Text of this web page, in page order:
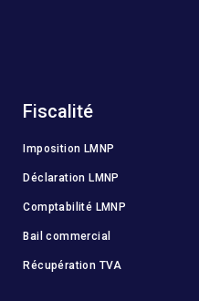
Fiscalité
Imposition LMNP
Déclaration LMNP
Comptabilité LMNP
Bail commercial
Récupération TVA